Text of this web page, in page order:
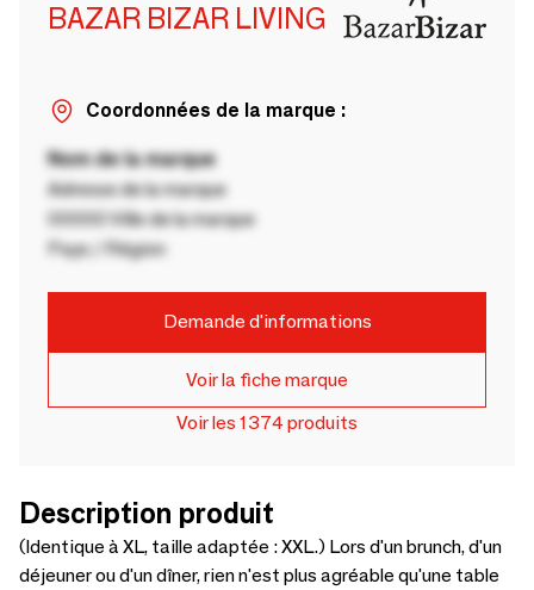
BAZAR BIZAR LIVING
Coordonnées de la marque :
Nom de la marque
Adresse de la marque
00000 Ville de la marque
Pays / Région
Demande d'informations
Voir la fiche marque
Voir les 1374 produits
Description produit
(Identique à XL, taille adaptée : XXL.) Lors d'un brunch, d'un
déjeuner ou d'un dîner, rien n'est plus agréable qu'une table